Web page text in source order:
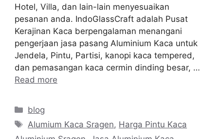
Hotel, Villa, dan lain-lain menyesuaikan
pesanan anda. IndoGlassCraft adalah Pusat
Kerajinan Kaca berpengalaman menangani
pengerjaan jasa pasang Aluminium Kaca untuk
Jendela, Pintu, Partisi, kanopi kaca tempered,
dan pemasangan kaca cermin dinding besar, …
Read more
Categories
blog
Tags
Alumium Kaca Sragen, Harga Pintu Kaca